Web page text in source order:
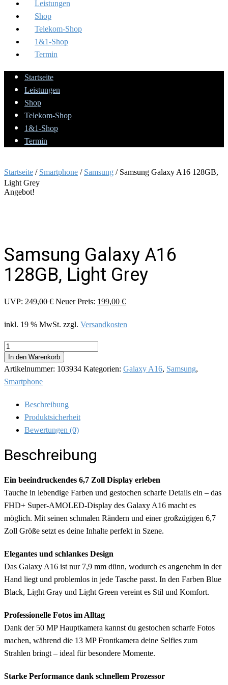
Leistungen
Shop
Telekom-Shop
1&1-Shop
Termin
Startseite
Leistungen
Shop
Telekom-Shop
1&1-Shop
Termin
Startseite / Smartphone / Samsung / Samsung Galaxy A16 128GB,
Light Grey
Angebot!
Samsung Galaxy A16
128GB, Light Grey
UVP: 249,00€ Ursprünglicher
war:
249,00 €
Neuer Preis: 199,00 €Aktueller
ist:
inkl. 19 % MwSt. zzgl. Versandkosten
Samsung
Galaxy
A16
128GB,
Light
Menge
In den Warenkorb
Artikelnummer: 103934 Kategorien: Galaxy A16, Samsung,
Smartphone
Beschreibung
Produktsicherheit
Bewertungen (0)
Beschreibung
Ein beeindruckendes 6,7 Zoll Display erleben
Tauche in lebendige Farben und gestochen scharfe Details ein – das
FHD+ Super-AMOLED-Display des Galaxy A16 macht es
möglich. Mit seinen schmalen Rändern und einer großzügigen 6,7
Zoll Größe setzt es deine Inhalte perfekt in Szene.
Elegantes und schlankes Design
Das Galaxy A16 ist nur 7,9 mm dünn, wodurch es angenehm in der
Hand liegt und problemlos in jede Tasche passt. In den Farben Blue
Black, Light Gray und Light Green vereint es Stil und Komfort.
Professionelle Fotos im Alltag
Dank der 50 MP Hauptkamera kannst du gestochen scharfe Fotos
machen, während die 13 MP Frontkamera deine Selfies zum
Strahlen bringt – ideal für besondere Momente.
Starke Performance dank schnellem Prozessor